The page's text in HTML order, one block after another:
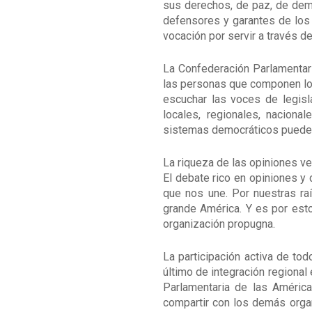
sus derechos, de paz, de
defensores y garantes de
vocación por servir a través
La Confederación
las personas que componen
escuchar las voces de
locales, regionales,
sistemas democráticos
La riqueza de las opiniones
El debate rico en opiniones y
que nos une. Por nuestras
grande América. Y es por
organización propugna.
La participación activa de
último de integración
Parlamentaria de las
compartir con los demás